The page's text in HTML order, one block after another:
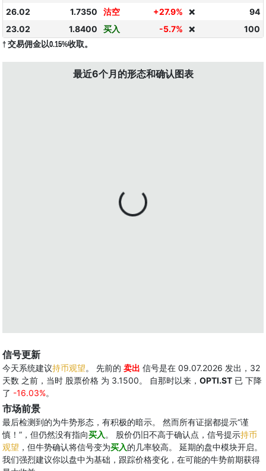
26.02
1.7350 沽空 +27.9% ❌
94
23.02
1.8400 买入 -5.7% ❌ 100
† 交易佣金以0.15%收取。
最近6个月的形态和确认图表
信号更新
今天系统建议持币观望。 先前的 卖出 信号是在 09.07.2026 发出，32
天数 之前，当时 股票价格 为 3.1500。 自那时以来， OPTI.ST 已 下降
了 -16.03%。
市场前景
最后检测到的为牛势形态，有积极的暗示。 然而所有证据都提示“谨
慎！”，但仍然没有指向买入 。 股价仍旧不高于确认点，信号提示持币
观望 ，但牛势确认将信号变为买入的几率较高。 延期的盘中模块开启。
我们强烈建议你以盘中为基础，跟踪价格变化，在可能的牛势前期获得